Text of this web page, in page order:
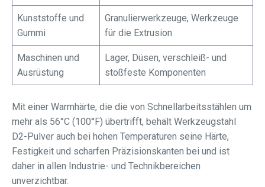
Kunststoffe und
Gummi
Granulierwerkzeuge, Werkzeuge
für die Extrusion
Maschinen und
Ausrüstung
Lager, Düsen, verschleiß- und
stoßfeste Komponenten
Mit einer Warmhärte, die die von Schnellarbeitsstählen um
mehr als 56°C (100°F) übertrifft, behält Werkzeugstahl
D2-Pulver auch bei hohen Temperaturen seine Härte,
Festigkeit und scharfen Präzisionskanten bei und ist
daher in allen Industrie- und Technikbereichen
unverzichtbar.